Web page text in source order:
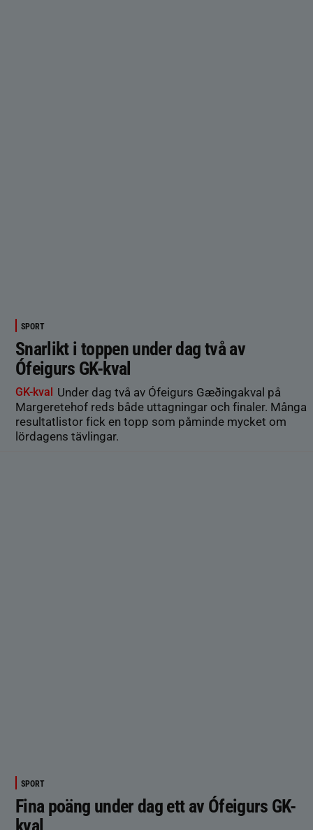
SPORT
Snarlikt i toppen under dag två av
Ófeigurs GK-kval
GK-kval Under dag två av Ófeigurs Gæðingakval på
Margeretehof reds både uttagningar och finaler. Många
resultatlistor fick en topp som påminde mycket om
lördagens tävlingar.
SPORT
Fina poäng under dag ett av Ófeigurs GK-
kval